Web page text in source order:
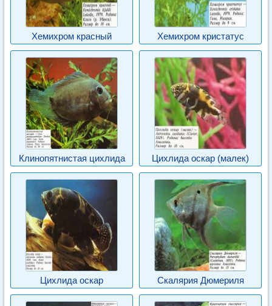
Хемихром красный Хемихром кристатус
Клинопятнистая цихлида Цихлида оскар (малек)
Цихлида оскар Скалярия Дюмериля